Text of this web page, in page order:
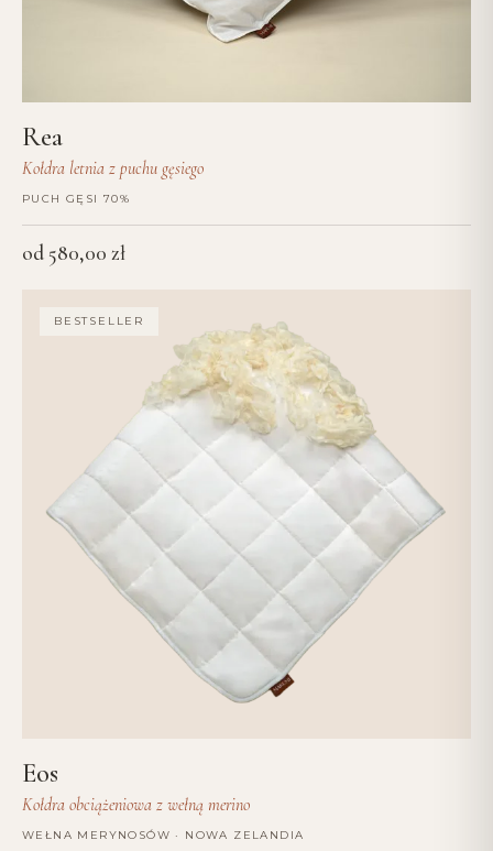
Rea
Kołdra letnia z puchu gęsiego
PUCH GĘSI 70%
od 580,00 zł
BESTSELLER
Eos
Kołdra obciążeniowa z wełną merino
WEŁNA MERYNOSÓW · NOWA ZELANDIA